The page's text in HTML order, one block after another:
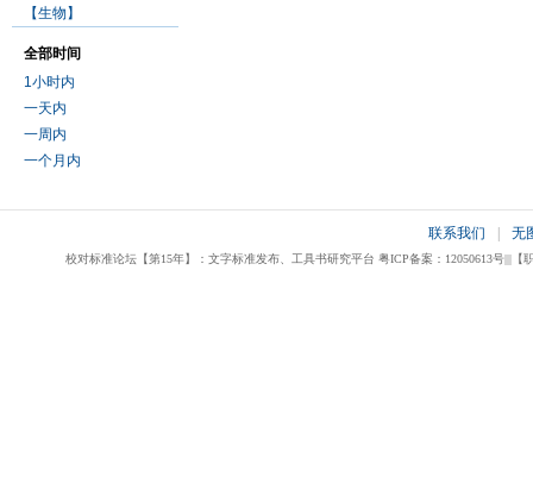
【生物】
全部时间
1小时内
一天内
一周内
一个月内
联系我们 无
校对标准论坛【第15年】：文字标准发布、工具书研究平台 粤ICP备案：12050613号|||【